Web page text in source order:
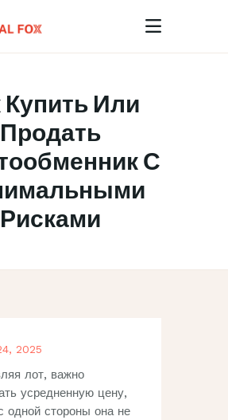
Купить Или
Продать
С
Рисками
2025
лот, важно
усредненную цену,
одной стороны она не